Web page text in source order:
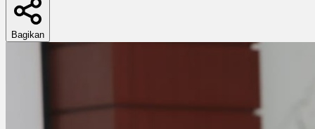
Bagikan